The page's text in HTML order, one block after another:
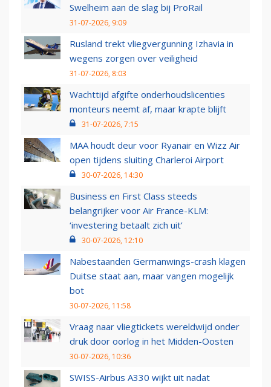
Swelheim aan de slag bij ProRail
31-07-2026, 9:09
Rusland trekt vliegvergunning Izhavia in
wegens zorgen over veiligheid
31-07-2026, 8:03
Wachttijd afgifte onderhoudslicenties
monteurs neemt af, maar krapte blijft
31-07-2026, 7:15
MAA houdt deur voor Ryanair en Wizz Air
open tijdens sluiting Charleroi Airport
30-07-2026, 14:30
Business en First Class steeds
belangrijker voor Air France-KLM:
‘investering betaalt zich uit’
30-07-2026, 12:10
Nabestaanden Germanwings-crash klagen
Duitse staat aan, maar vangen mogelijk
bot
30-07-2026, 11:58
Vraag naar vliegtickets wereldwijd onder
druk door oorlog in het Midden-Oosten
30-07-2026, 10:36
SWISS-Airbus A330 wijkt uit nadat